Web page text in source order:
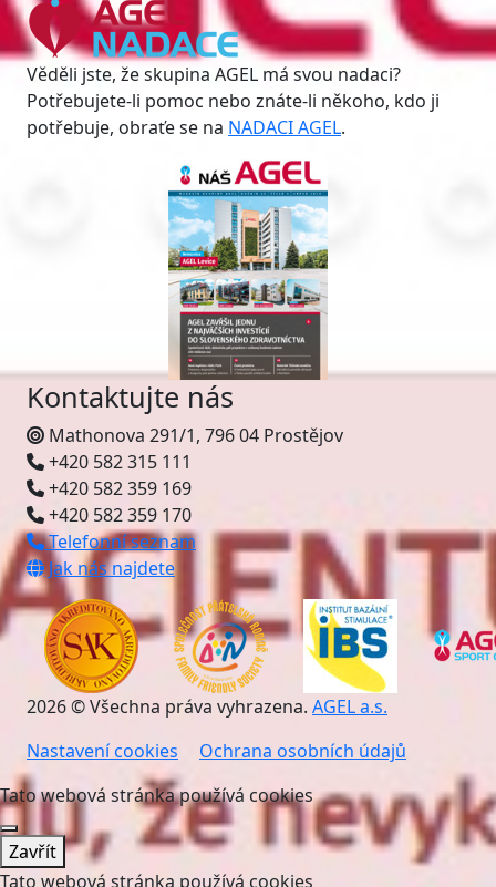
Věděli jste, že skupina AGEL má svou nadaci?
Potřebujete-li pomoc nebo znáte-li někoho, kdo ji
potřebuje, obraťe se na NADACI AGEL.
Kontaktujte nás
Mathonova 291/1, 796 04 Prostějov
+420 582 315 111
+420 582 359 169
+420 582 359 170
Telefonní seznam
Jak nás najdete
2026 © Všechna práva vyhrazena. AGEL a.s.
Nastavení cookies
Ochrana osobních údajů
Tato webová stránka používá cookies
Zavřít
Tato webová stránka používá cookies